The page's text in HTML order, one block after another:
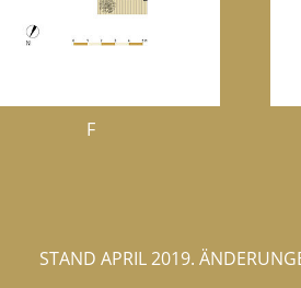
F
STAND APRIL 2019.